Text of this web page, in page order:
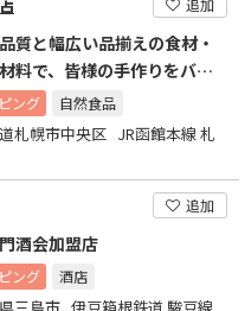
質と幅広い品揃えの食材・
料で、皆様の手作りをバッ
いたします！
ング 自然食品
札幌市中央区 JR函館本線 札
追加
酒会加盟店
ング 酒店
三島市 伊豆箱根鉄道 駿豆線